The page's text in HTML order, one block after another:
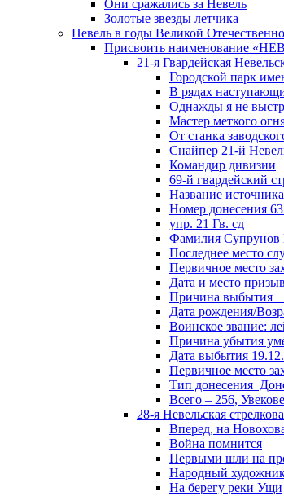
Они сражались за Невель
Золотые звезды летчика
Невель в годы Великой
Присвоить наименование
21-я Гвардейская
Городской парк
В рядах
Однажды я не
Мастер меткого
От станка
Снайпер 21-й
Командир дивизии
69-й гвардейский
Название
Номер донесения
упр. 21 Гв. сд
Фамилия Супрунов
Последнее место
Первичное место
Дата и место
Причина выбытия
Дата рождения/
Воинское звание:
Причина убытия
Дата выбытия
Первичное место
Тип донесения
Всего – 256,
28-я Невельская
Вперед, на
Война помнится
Первыми шли на
Народный
На берегу реки Ущи